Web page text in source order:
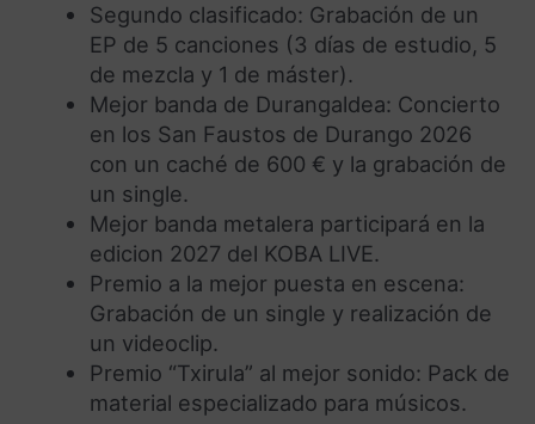
Segundo clasificado: Grabación de un
EP de 5 canciones (3 días de estudio, 5
de mezcla y 1 de máster).
Mejor banda de Durangaldea: Concierto
en los San Faustos de Durango 2026
con un caché de 600 € y la grabación de
un single.
Mejor banda metalera participará en la
edicion 2027 del KOBA LIVE.
Premio a la mejor puesta en escena:
Grabación de un single y realización de
un videoclip.
Premio “Txirula” al mejor sonido: Pack de
material especializado para músicos.